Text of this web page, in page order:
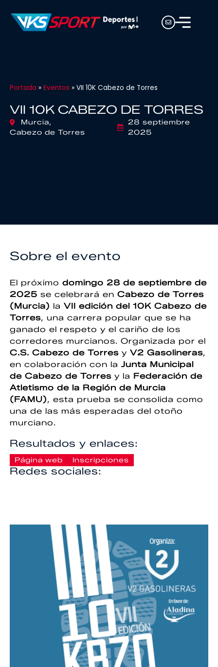
Portada » Eventos » VII 10K Cabezo de Torres
VII 10K CABEZO DE TORRES
Murcia,
Cabezo de Torres
28 septiembre
2025
Sobre el evento
El próximo domingo 28 de septiembre de
2025 se celebrará en Cabezo de Torres
(Murcia) la VII edición del 10K Cabezo de
Torres, una carrera popular que se ha
ganado el respeto y el cariño de los
corredores murcianos. Organizada por el
C.S. Cabezo de Torres y V2 Gasolineras,
en colaboración con la Junta Municipal
de Cabezo de Torres y la Federación de
Atletismo de la Región de Murcia
(FAMU), esta prueba se consolida como
una de las más esperadas del otoño
murciano.
Resultados y enlaces:
Página web Inscripciones
Redes sociales: